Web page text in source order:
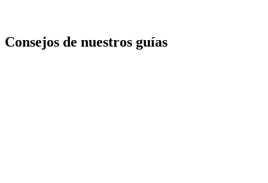
Consejos de nuestros guías